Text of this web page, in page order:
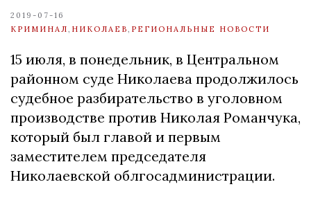
2019-07-16
КРИМИНАЛ НИКОЛАЕВ РЕГИОНАЛЬНЫЕ НОВОСТИ
15 июля, в понедельник, в Центральном
районном суде Николаева продолжилось
судебное разбирательство в уголовном
производстве против Николая Романчука,
который был главой и первым
заместителем председателя
Николаевской облгосадминистрации.